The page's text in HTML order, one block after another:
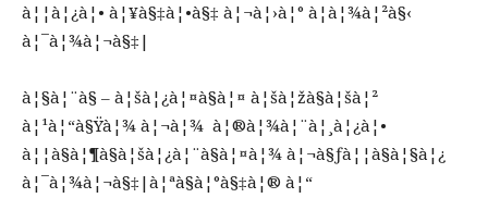
à¦¦à¦¿à¦• à¦¥à§‡à¦•à§‡ à¦¬à¦›à¦° à¦­à¦¾à¦²à§‹
à¦¯à¦¾à¦¬à§‡|
à¦§à¦¨à§ – à¦šà¦¿à¦¤à§à¦¤ à¦šà¦žà§à¦šà¦²
à¦¹à¦“à§Ÿà¦¾ à¦¬à¦¾ à¦®à¦¾à¦¨à¦¸à¦¿à¦•
à¦¦à§à¦¶à§à¦šà¦¿à¦¨à§à¦¤à¦¾ à¦¬à§ƒà¦¦à§à¦§à¦¿
à¦¯à¦¾à¦¬à§‡|à¦ªà§à¦°à§‡à¦® à¦“